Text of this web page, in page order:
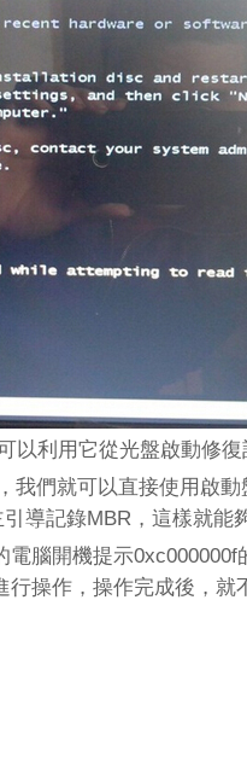
利用它從光盤啟動修復
們就可以直接使用啟動
導記錄MBR，這樣就能
腦開機提示0xc000000f
操作，操作完成後，就